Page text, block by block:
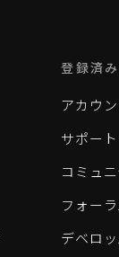
登録済
アカウ
サポート
コミュニ
フォー
デベロ